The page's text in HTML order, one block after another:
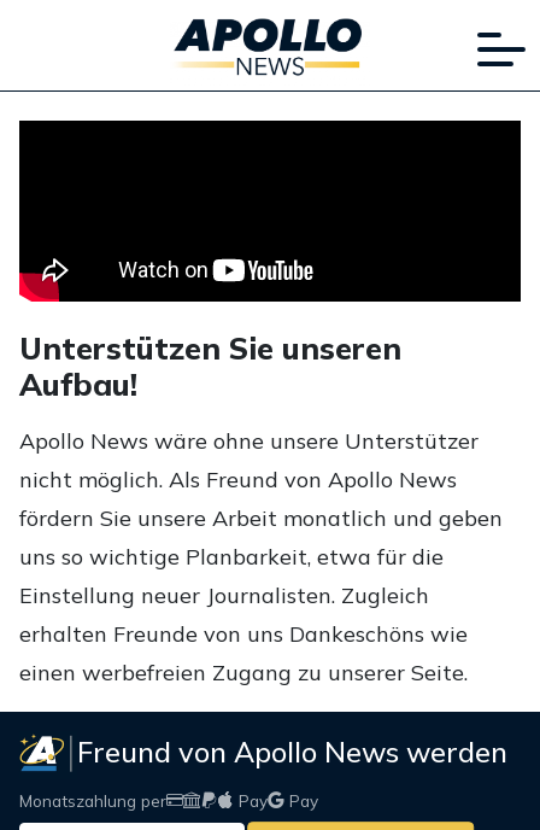
Unterstützen Sie unseren
Aufbau!
Apollo News wäre ohne unsere Unterstützer
nicht möglich. Als Freund von Apollo News
fördern Sie unsere Arbeit monatlich und geben
uns so wichtige Planbarkeit, etwa für die
Einstellung neuer Journalisten. Zugleich
erhalten Freunde von uns Dankeschöns wie
einen werbefreien Zugang zu unserer Seite.
Freund von Apollo News werden
Monatszahlung per Pay Pay